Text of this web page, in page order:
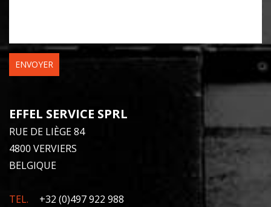
EFFEL SERVICE SPRL
RUE DE LIÈGE 84
4800 VERVIERS
BELGIQUE
TEL.
+32 (0)497 922 988